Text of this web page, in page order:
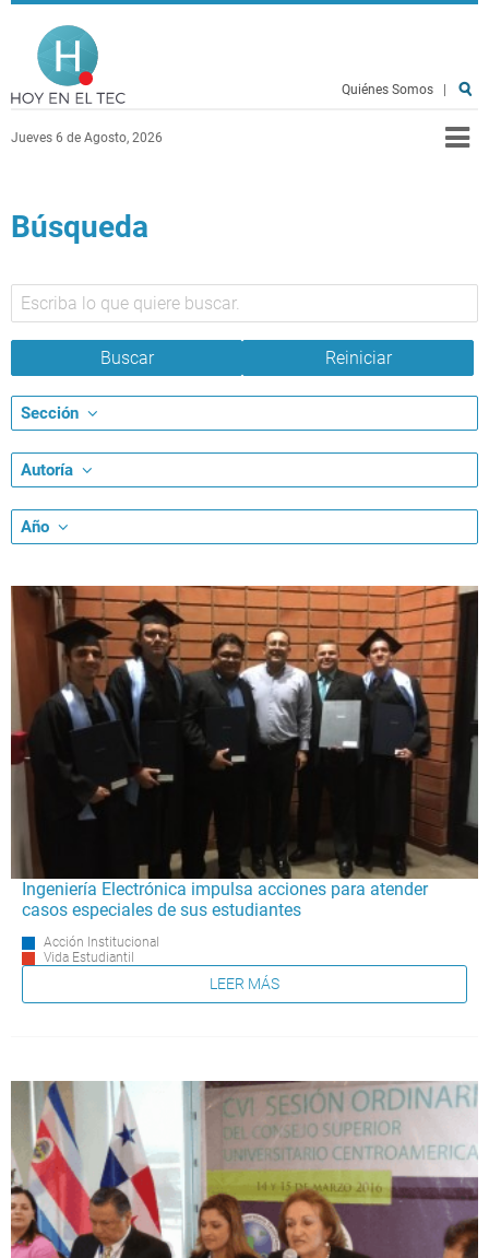
Pasar al contenido principal
Jueves 6 de Agosto, 2026
Quiénes Somos
Búsqueda
Sección
Autoría
Año
Ingeniería Electrónica impulsa acciones para atender
casos especiales de sus estudiantes
Acción Institucional
Vida Estudiantil
LEER MÁS